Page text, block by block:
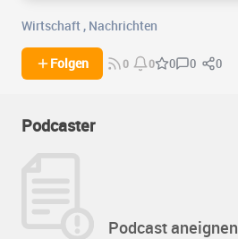
Wirtschaft , Nachrichten
Folgen 0 0 0 0 0
Podcaster
Podcast aneignen